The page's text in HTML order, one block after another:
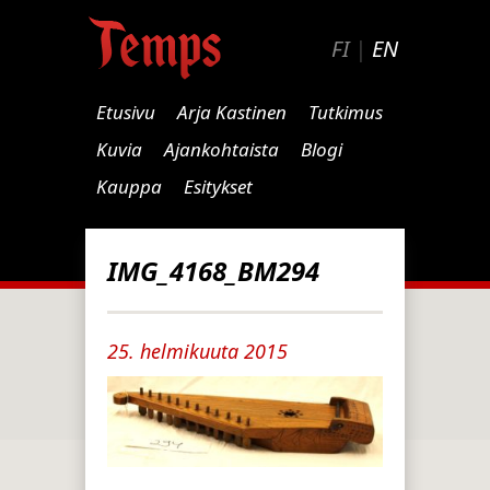
FI| EN
Etusivu Arja Kastinen
Tutkimus
Kuvia
Ajankohtaista
Blogi
Kauppa
Esitykset
IMG_4168_BM294
25. helmikuuta 2015